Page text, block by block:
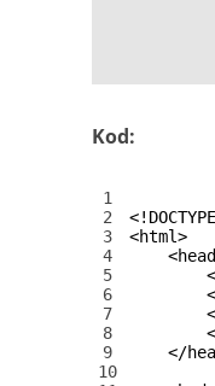
Kod:
1
2
3
4
5
6
7
8
9
10
<html>
</